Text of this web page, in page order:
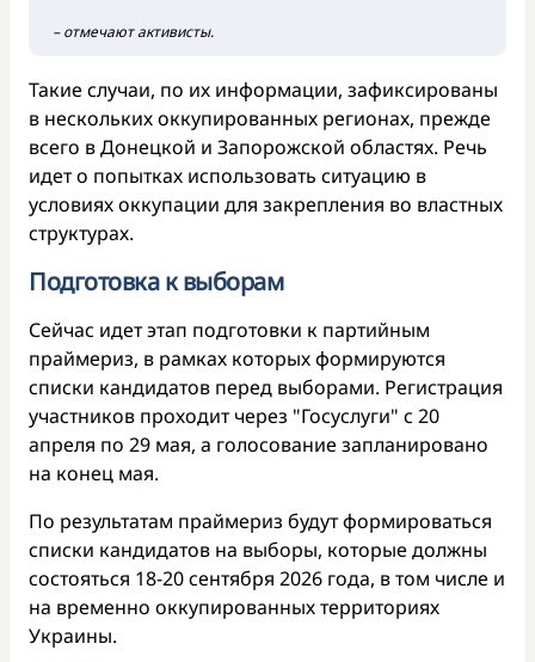
– отмечают активисты.
Такие случаи, по их информации, зафиксированы
в нескольких оккупированных регионах, прежде
всего в Донецкой и Запорожской областях. Речь
идет о попытках использовать ситуацию в
условиях оккупации для закрепления во властных
структурах.
Подготовка к выборам
Сейчас идет этап подготовки к партийным
праймериз, в рамках которых формируются
списки кандидатов перед выборами. Регистрация
участников проходит через "Госуслуги" с 20
апреля по 29 мая, а голосование запланировано
на конец мая.
По результатам праймериз будут формироваться
списки кандидатов на выборы, которые должны
состояться 18-20 сентября 2026 года, в том числе и
на временно оккупированных территориях
Украины.